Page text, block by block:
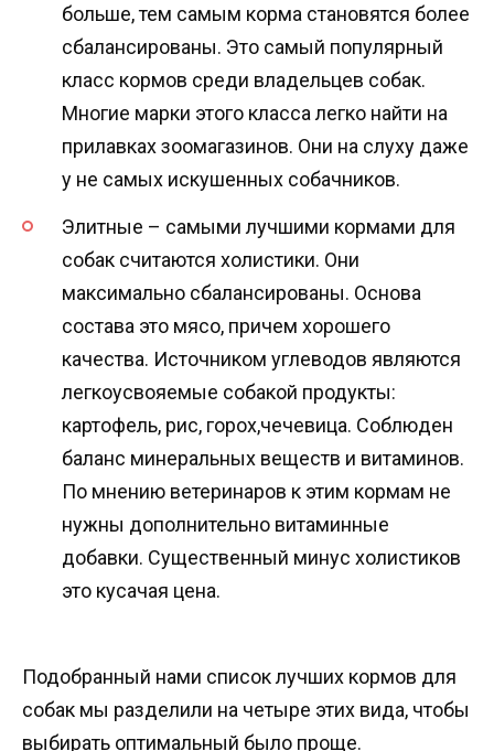
больше, тем самым корма становятся более
сбалансированы. Это самый популярный
класс кормов среди владельцев собак.
Многие марки этого класса легко найти на
прилавках зоомагазинов. Они на слуху даже
у не самых искушенных собачников.
Элитные – самыми лучшими кормами для
собак считаются холистики. Они
максимально сбалансированы. Основа
состава это мясо, причем хорошего
качества. Источником углеводов являются
легкоусвояемые собакой продукты:
картофель, рис, горох,чечевица. Соблюден
баланс минеральных веществ и витаминов.
По мнению ветеринаров к этим кормам не
нужны дополнительно витаминные
добавки. Существенный минус холистиков
это кусачая цена.
Подобранный нами список лучших кормов для
собак мы разделили на четыре этих вида, чтобы
выбирать оптимальный было проще.